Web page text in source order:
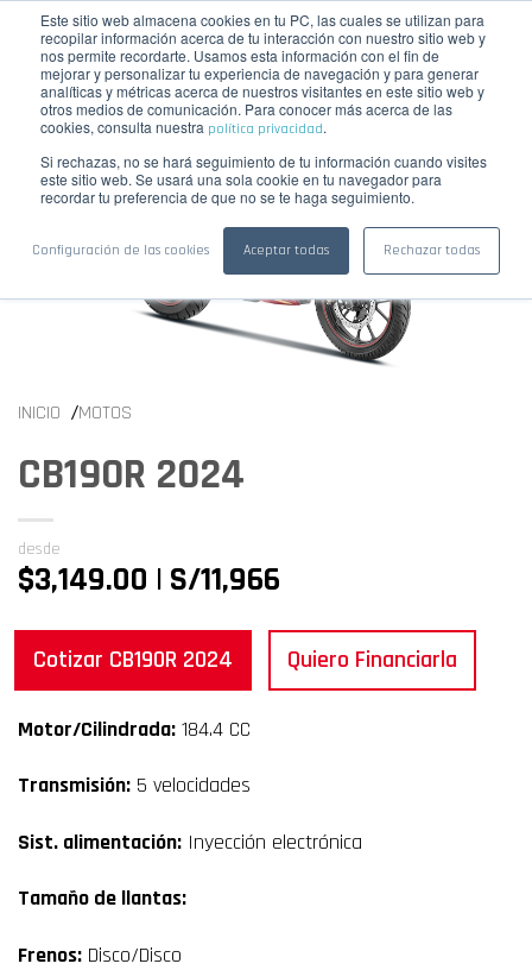
Este sitio web almacena cookies en tu PC, las cuales se utilizan para
recopilar información acerca de tu interacción con nuestro sitio web y
nos permite recordarte. Usamos esta información con el fin de
mejorar y personalizar tu experiencia de navegación y para generar
analíticas y métricas acerca de nuestros visitantes en este sitio web y
otros medios de comunicación. Para conocer más acerca de las
cookies, consulta nuestra política privacidad.
Si rechazas, no se hará seguimiento de tu información cuando visites
este sitio web. Se usará una sola cookie en tu navegador para
recordar tu preferencia de que no se te haga seguimiento.
Configuración de las cookies Aceptar todas Rechazar todas
☰ COTIZAR
INICIO /MOTOS
CB190R 2024
desde
$3,149.00 | S/11,966
Cotizar CB190R 2024 Quiero Financiarla
Motor/Cilindrada: 184.4 CC
Transmisión: 5 velocidades
Sist. alimentación: Inyección electrónica
Tamaño de llantas:
Frenos: Disco/Disco